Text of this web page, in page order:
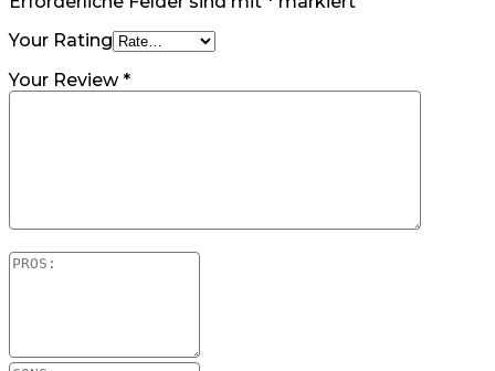
Your Rating
Your Review*